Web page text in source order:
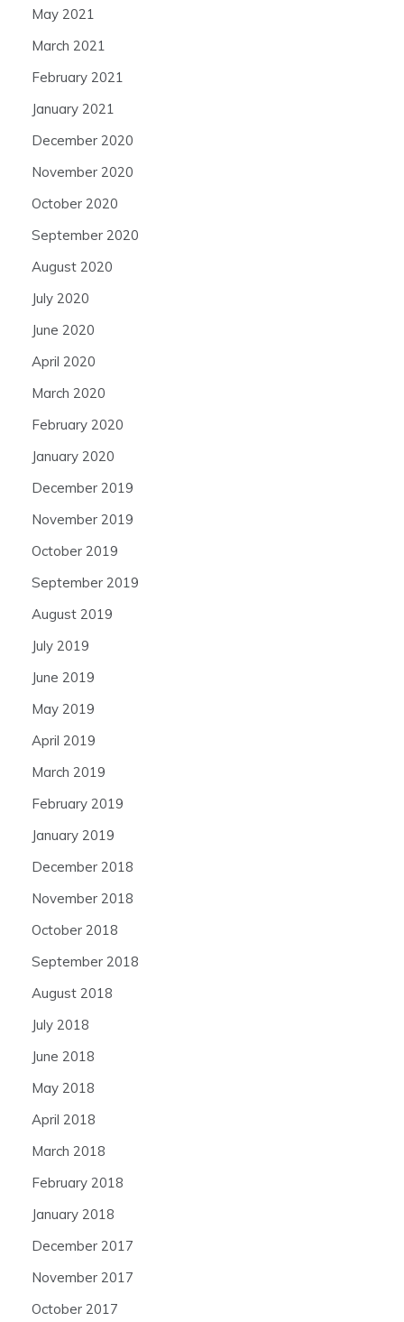
May 2021
March 2021
February 2021
January 2021
December 2020
November 2020
October 2020
September 2020
August 2020
July 2020
June 2020
April 2020
March 2020
February 2020
January 2020
December 2019
November 2019
October 2019
September 2019
August 2019
July 2019
June 2019
May 2019
April 2019
March 2019
February 2019
January 2019
December 2018
November 2018
October 2018
September 2018
August 2018
July 2018
June 2018
May 2018
April 2018
March 2018
February 2018
January 2018
December 2017
November 2017
October 2017